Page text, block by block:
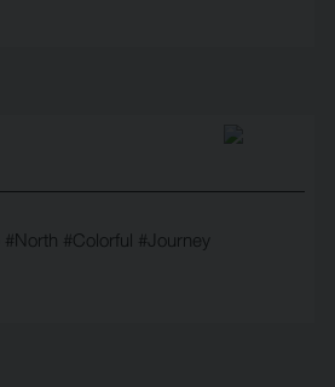
#North #Colorful #Journey